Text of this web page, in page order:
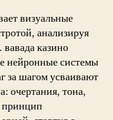
визуальные
анализируя
казино
нейронные системы
за шагом усваивают
очертания, тона,
принцип